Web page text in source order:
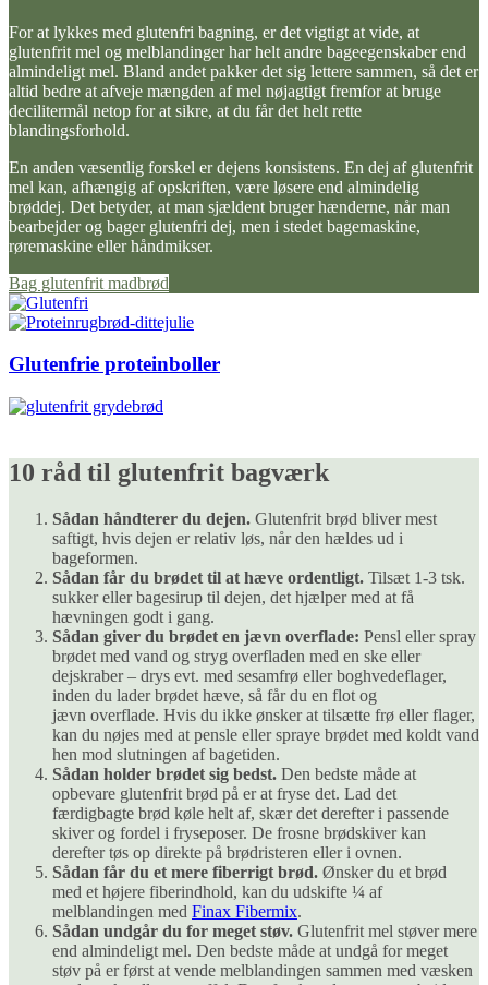
For at lykkes med glutenfri bagning, er det vigtigt at vide, at
glutenfrit mel og melblandinger har helt andre bageegenskaber end
almindeligt mel. Bland andet pakker det sig lettere sammen, så det er
altid bedre at afveje mængden af mel nøjagtigt fremfor at bruge
decilitermål netop for at sikre, at du får det helt rette
blandingsforhold.
En anden væsentlig forskel er dejens konsistens. En dej af glutenfrit
mel kan, afhængig af opskriften, være løsere end almindelig
brøddej. Det betyder, at man sjældent bruger hænderne, når man
bearbejder og bager glutenfri dej, men i stedet bagemaskine,
røremaskine eller håndmikser.
Bag glutenfrit madbrød
Glutenfrie proteinboller
10 råd til glutenfrit bagværk
Sådan håndterer du dejen. Glutenfrit brød bliver mest
saftigt, hvis dejen er relativ løs, når den hældes ud i
bageformen.
Sådan får du brødet til at hæve ordentligt. Tilsæt 1-3 tsk.
sukker eller bagesirup til dejen, det hjælper med at få
hævningen godt i gang.
Sådan giver du brødet en jævn overflade: Pensl eller spray
brødet med vand og stryg overfladen med en ske eller
dejskraber – drys evt. med sesamfrø eller boghvedeflager,
inden du lader brødet hæve, så får du en flot og
jævn overflade. Hvis du ikke ønsker at tilsætte frø eller flager,
kan du nøjes med at pensle eller spraye brødet med koldt vand
hen mod slutningen af bagetiden.
Sådan holder brødet sig bedst. Den bedste måde at
opbevare glutenfrit brød på er at fryse det. Lad det
færdigbagte brød køle helt af, skær det derefter i passende
skiver og fordel i fryseposer. De frosne brødskiver kan
derefter tøs op direkte på brødristeren eller i ovnen.
Sådan får du et mere fiberrigt brød. Ønsker du et brød
med et højere fiberindhold, kan du udskifte ¼ af
melblandingen med Finax Fibermix.
Sådan undgår du for meget støv. Glutenfrit mel støver mere
end almindeligt mel. Den bedste måde at undgå for meget
støv på er først at vende melblandingen sammen med væsken